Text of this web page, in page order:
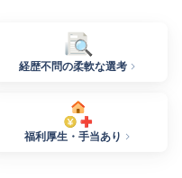
経歴不問の柔軟な選考
福利厚生・手当あり